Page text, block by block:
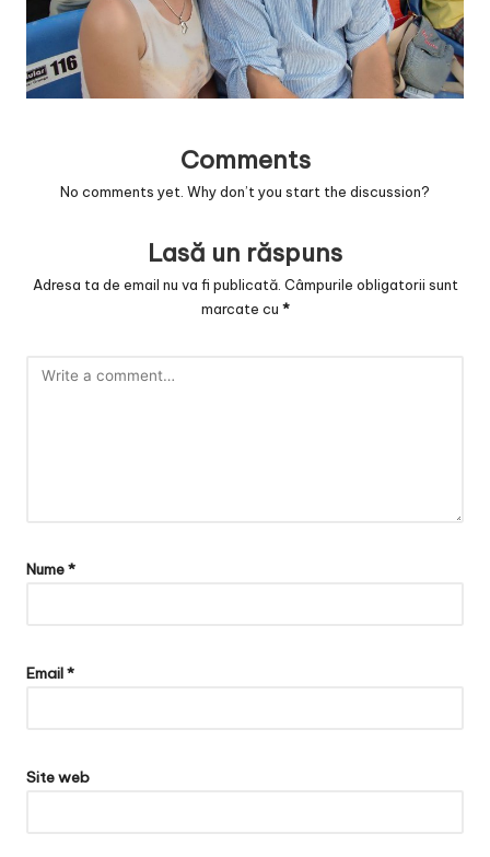
v
a
c
Comments
No comments yet. Why don’t you start the discussion?
Lasă un răspuns
Adresa ta de email nu va fi publicată. Câmpurile obligatorii sunt
marcate cu *
Nume*
Email*
Site web